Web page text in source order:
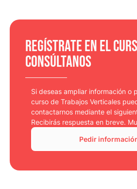
Regístrate en el
consúltanos
Si deseas ampliar información o
curso de Trabajos Verticales
contactarnos mediante el
Recibirás respuesta en breve.
Pedir